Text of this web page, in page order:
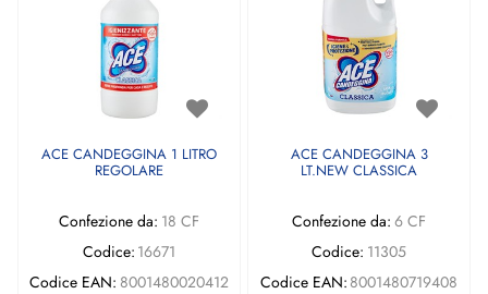
ACE CANDEGGINA 1 LITRO
REGOLARE
Confezione da: 18 CF
Codice: 16671
Codice EAN: 8001480020412
ACE CANDEGGINA 3
LT.NEW CLASSICA
Confezione da: 6 CF
Codice: 11305
Codice EAN: 8001480719408